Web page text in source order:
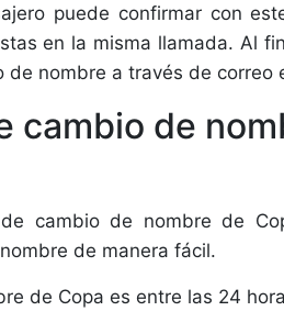
puede confirmar con
en la misma llamada. Al
de nombre a través de correo
cambio de
cambio de nombre de
de manera fácil.
de Copa es entre las 24